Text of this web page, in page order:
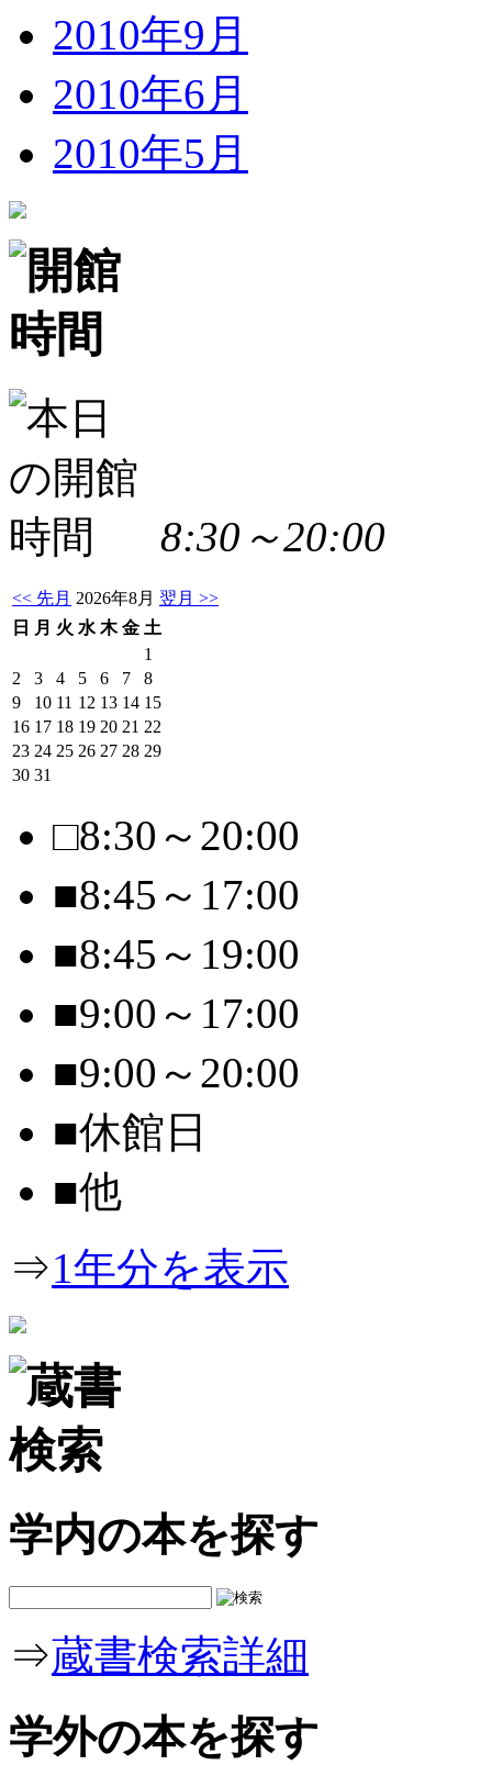
2010年9月
2010年6月
2010年5月
8:30～20:00
<< 先月 2026年8月 翌月 >>
日
月 火 水 木 金 土
1
2
3 4 5 6 7
8
9
10 11 12 13 14 15
16 17 18 19 20 21 22
23 24 25 26 27 28 29
30 31
□8:30～20:00
■8:45～17:00
■8:45～19:00
■9:00～17:00
■9:00～20:00
■休館日
■他
⇒1年分を表示
学内の本を探す
⇒蔵書検索詳細
学外の本を探す